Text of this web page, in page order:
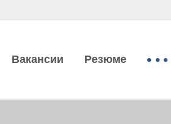
Вакансии Резюме